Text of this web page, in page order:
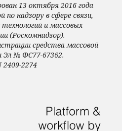
13 октября 2016 года
по надзору в сфере связи,
и массовых
(Роскомнадзор).
средства массовой
Эл № ФС77-67362.
2409-2274